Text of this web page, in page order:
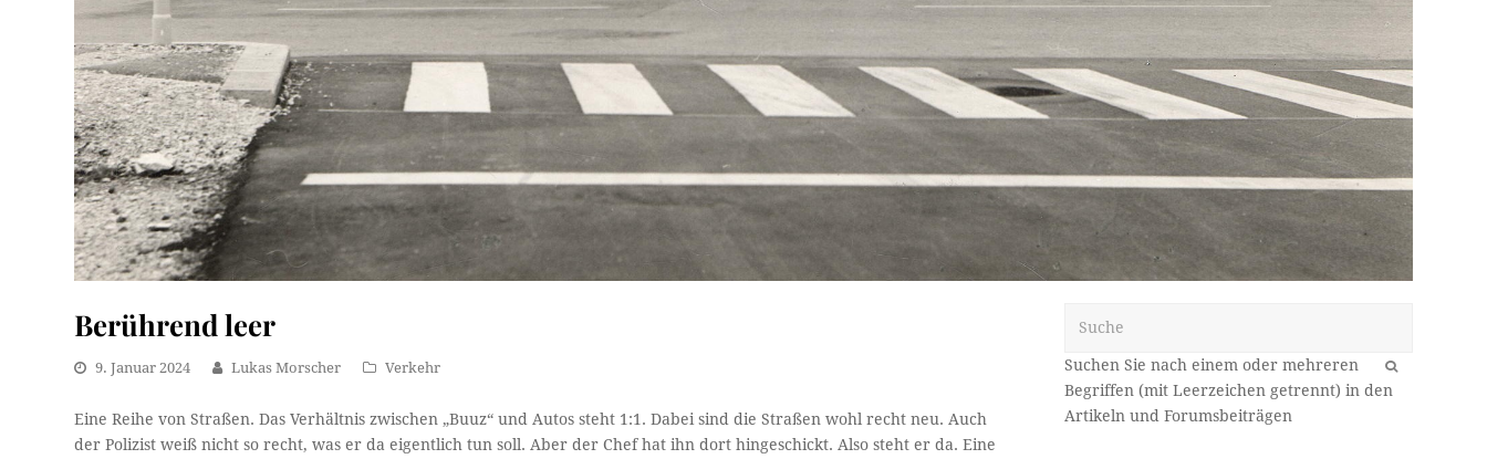
Berührend leer
9. Januar 2024 Lukas Morscher Verkehr
Eine Reihe von Straßen. Das Verhältnis zwischen „Buuz“ und Autos steht 1:1. Dabei sind die Straßen wohl recht neu. Auch
der Polizist weiß nicht so recht, was er da eigentlich tun soll. Aber der Chef hat ihn dort hingeschickt. Also steht er da. Eine
OK